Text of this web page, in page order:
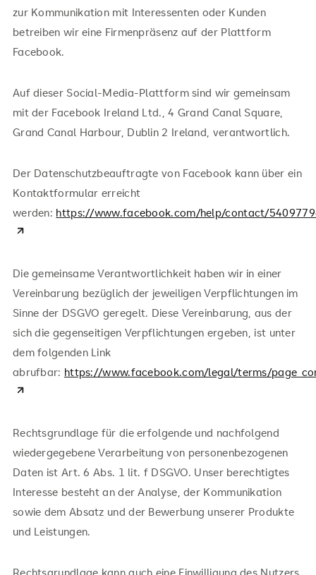
zur Kommunikation mit Interessenten oder Kunden
betreiben wir eine Firmenpräsenz auf der Plattform
Facebook.
Auf dieser Social-Media-Plattform sind wir gemeinsam
mit der Facebook Ireland Ltd., 4 Grand Canal Square,
Grand Canal Harbour, Dublin 2 Ireland, verantwortlich.
Der Datenschutzbeauftragte von Facebook kann über ein
Kontaktformular erreicht
werden: https://www.facebook.com/help/contact/
Die gemeinsame Verantwortlichkeit haben wir in einer
Vereinbarung bezüglich der jeweiligen Verpflichtungen im
Sinne der DSGVO geregelt. Diese Vereinbarung, aus der
sich die gegenseitigen Verpflichtungen ergeben, ist unter
dem folgenden Link
abrufbar: https://www.facebook.com/legal/terms/
Rechtsgrundlage für die erfolgende und nachfolgend
wiedergegebene Verarbeitung von personenbezogenen
Daten ist Art. 6 Abs. 1 lit. f DSGVO. Unser berechtigtes
Interesse besteht an der Analyse, der Kommunikation
sowie dem Absatz und der Bewerbung unserer Produkte
und Leistungen.
Rechtsgrundlage kann auch eine Einwilligung des Nutzers